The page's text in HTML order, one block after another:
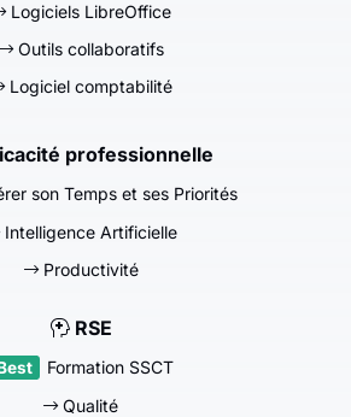
Logiciels LibreOffice
Outils collaboratifs
Logiciel comptabilité
professionnelle
son Temps et ses Priorités
Intelligence Artificielle
Productivité
RSE
Formation SSCT
Qualité